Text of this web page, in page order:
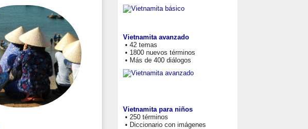
Vietnamita avanzado
• 42 temas
• 1800 nuevos términos
• Más de 400 diálogos
Vietnamita para niños
• 250 términos
• Diccionario con imágenes